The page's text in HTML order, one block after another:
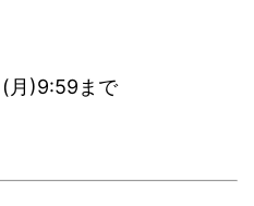
月)9:59まで